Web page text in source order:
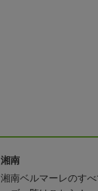
湘南
湘南ベルマーレのす